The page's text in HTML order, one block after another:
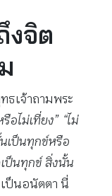
งจิต
เจ้าถามพระ
อไม่เที่ยง” “ไม่
นเป็นทุกข์หรือ
เป็นทุกข์ สิ่งนั้น
เป็นอนัตตา นี่